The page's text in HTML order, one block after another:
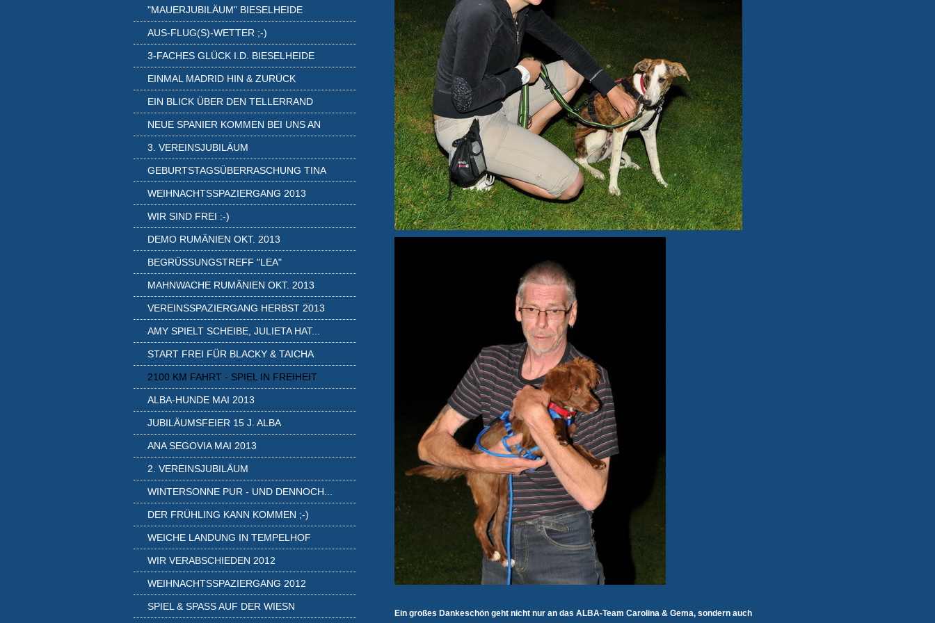
Ein großes Dankeschön geht nicht nur an das ALBA-Team Carolina & Gema, sondern auch
"MAUERJUBILÄUM" BIESELHEIDE
AUS-FLUG(S)-WETTER ;-)
3-FACHES GLÜCK I.D. BIESELHEIDE
EINMAL MADRID HIN & ZURÜCK
EIN BLICK ÜBER DEN TELLERRAND
NEUE SPANIER KOMMEN BEI UNS AN
3. VEREINSJUBILÄUM
GEBURTSTAGSÜBERRASCHUNG TINA
WEIHNACHTSSPAZIERGANG 2013
WIR SIND FREI :-)
DEMO RUMÄNIEN OKT. 2013
BEGRÜSSUNGSTREFF "LEA"
MAHNWACHE RUMÄNIEN OKT. 2013
VEREINSSPAZIERGANG HERBST 2013
AMY SPIELT SCHEIBE, JULIETA HAT...
START FREI FÜR BLACKY & TAICHA
2100 KM FAHRT - SPIEL IN FREIHEIT
ALBA-HUNDE MAI 2013
JUBILÄUMSFEIER 15 J. ALBA
ANA SEGOVIA MAI 2013
2. VEREINSJUBILÄUM
WINTERSONNE PUR - UND DENNOCH...
DER FRÜHLING KANN KOMMEN ;-)
WEICHE LANDUNG IN TEMPELHOF
WIR VERABSCHIEDEN 2012
WEIHNACHTSSPAZIERGANG 2012
SPIEL & SPASS AUF DER WIESN